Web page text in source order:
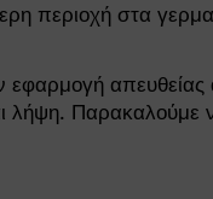
περιοχή στα
εφαρμογή
λήψη. Παρακαλούμε